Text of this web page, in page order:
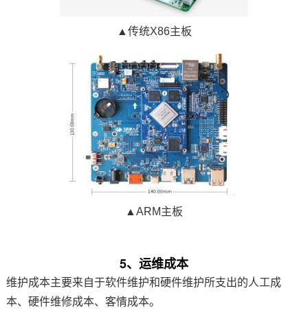
▲传统X86主板
▲ARM主板
5、运维成本
维护成本主要来自于软件维护和硬件维护所支出的人工成
本、硬件维修成本、客情成本。